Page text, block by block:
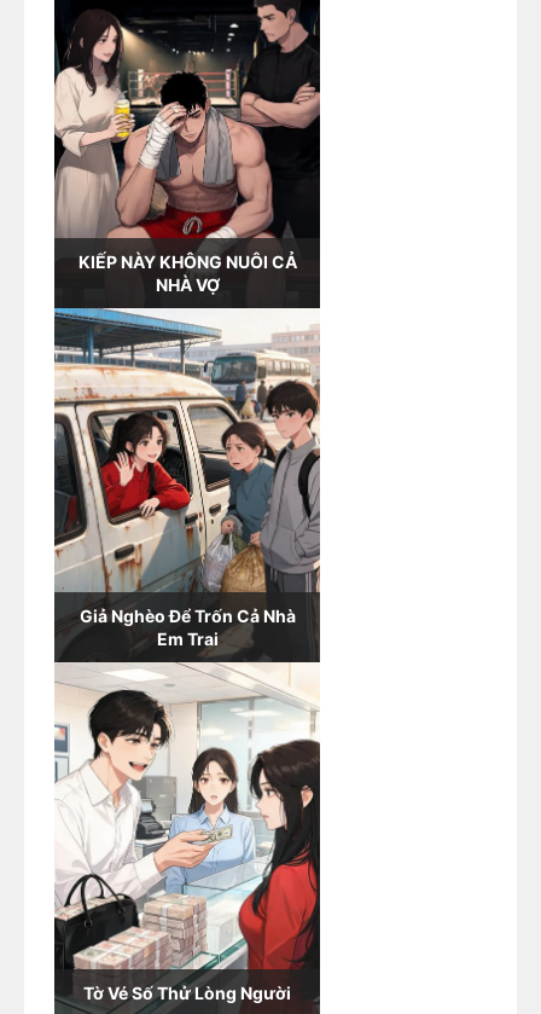
KIẾP NÀY KHÔNG NUÔI CẢ
NHÀ VỢ
Giả Nghèo Để Trốn Cả Nhà
Em Trai
Tờ Vé Số Thử Lòng Người